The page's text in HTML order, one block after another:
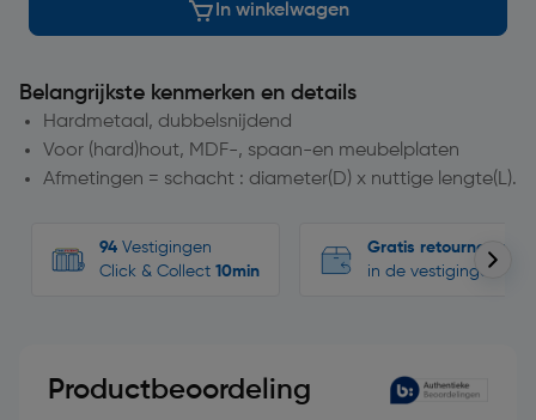
In winkelwagen
Belangrijkste kenmerken en details
Hardmetaal, dubbelsnijdend
Voor (hard)hout, MDF-, spaan-en meubelplaten
Afmetingen = schacht : diameter(D) x nuttige lengte(L).
94 Vestigingen
Click & Collect 10min
Gratis retourneren
in de vestigingen
Productbeoordeling